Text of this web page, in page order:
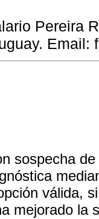
Pereira
sospecha
válida,
mejorado la